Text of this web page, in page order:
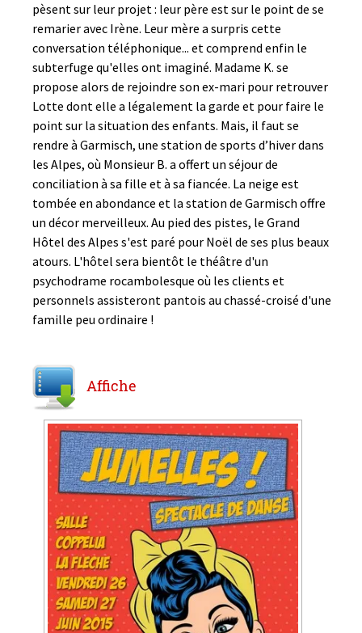
pèsent sur leur projet : leur père est sur le point de se
remarier avec Irène. Leur mère a surpris cette
conversation téléphonique... et comprend enfin le
subterfuge qu'elles ont imaginé. Madame K. se
propose alors de rejoindre son ex-mari pour retrouver
Lotte dont elle a légalement la garde et pour faire le
point sur la situation des enfants. Mais, il faut se
rendre à Garmisch, une station de sports d’hiver dans
les Alpes, où Monsieur B. a offert un séjour de
conciliation à sa fille et à sa fiancée. La neige est
tombée en abondance et la station de Garmisch offre
un décor merveilleux. Au pied des pistes, le Grand
Hôtel des Alpes s'est paré pour Noël de ses plus beaux
atours. L'hôtel sera bientôt le théâtre d'un
psychodrame rocambolesque où les clients et
personnels assisteront pantois au chassé-croisé d'une
famille peu ordinaire !
Affiche